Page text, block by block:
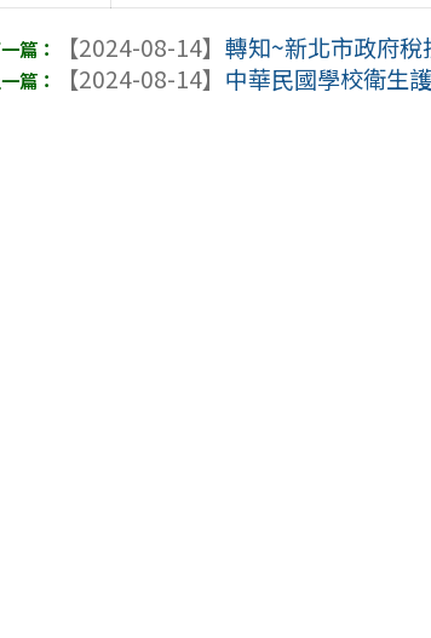
【2024-08-14】轉知~新北市政府
【2024-08-14】 中華民國學校衛生